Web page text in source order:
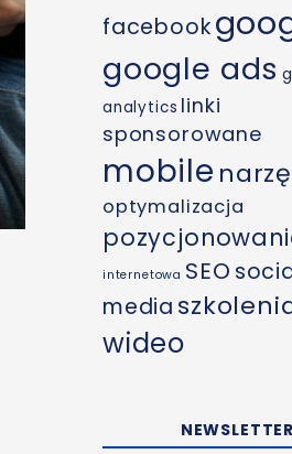
facebook
google ads
analytics linki
sponsorowane
mobile
optymalizacja
internetowa SEO
media
wideo
NEWSLETTER